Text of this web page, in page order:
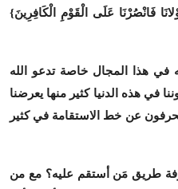
فَانْصُرْنَا عَلَى الْقَوْمِ الْكَافِرِينَ}
في هذا المجال خاصة تدعو الله
في هذه الدنيا كثير منها يعرضنا
عن خط الاستقامة في كثير
طريق مَن أستقم عليه؟ مع من